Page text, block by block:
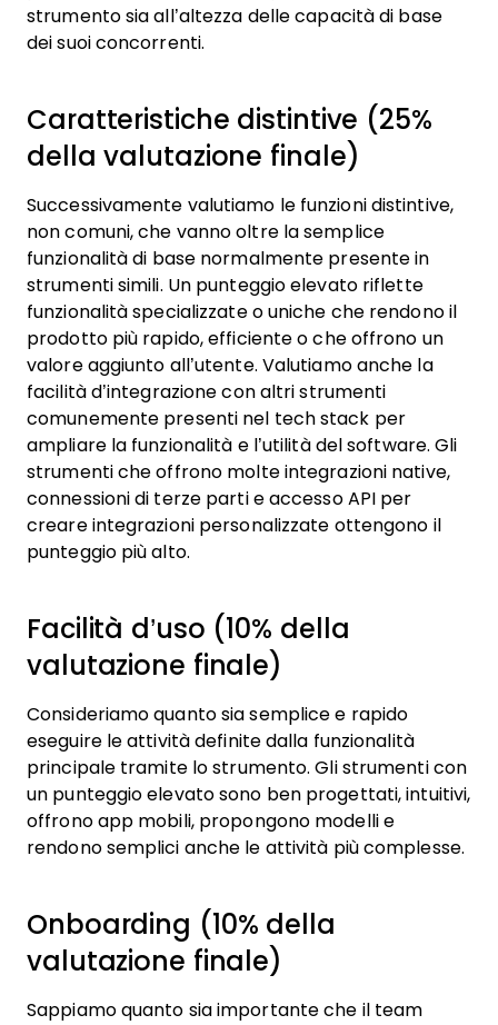
strumento sia all’altezza delle capacità di base
dei suoi concorrenti.
Caratteristiche distintive (25%
della valutazione finale)
Successivamente valutiamo le funzioni distintive,
non comuni, che vanno oltre la semplice
funzionalità di base normalmente presente in
strumenti simili. Un punteggio elevato riflette
funzionalità specializzate o uniche che rendono il
prodotto più rapido, efficiente o che offrono un
valore aggiunto all’utente. Valutiamo anche la
facilità d’integrazione con altri strumenti
comunemente presenti nel tech stack per
ampliare la funzionalità e l’utilità del software. Gli
strumenti che offrono molte integrazioni native,
connessioni di terze parti e accesso API per
creare integrazioni personalizzate ottengono il
punteggio più alto.
Facilità d’uso (10% della
valutazione finale)
Consideriamo quanto sia semplice e rapido
eseguire le attività definite dalla funzionalità
principale tramite lo strumento. Gli strumenti con
un punteggio elevato sono ben progettati, intuitivi,
offrono app mobili, propongono modelli e
rendono semplici anche le attività più complesse.
Onboarding (10% della
valutazione finale)
Sappiamo quanto sia importante che il team